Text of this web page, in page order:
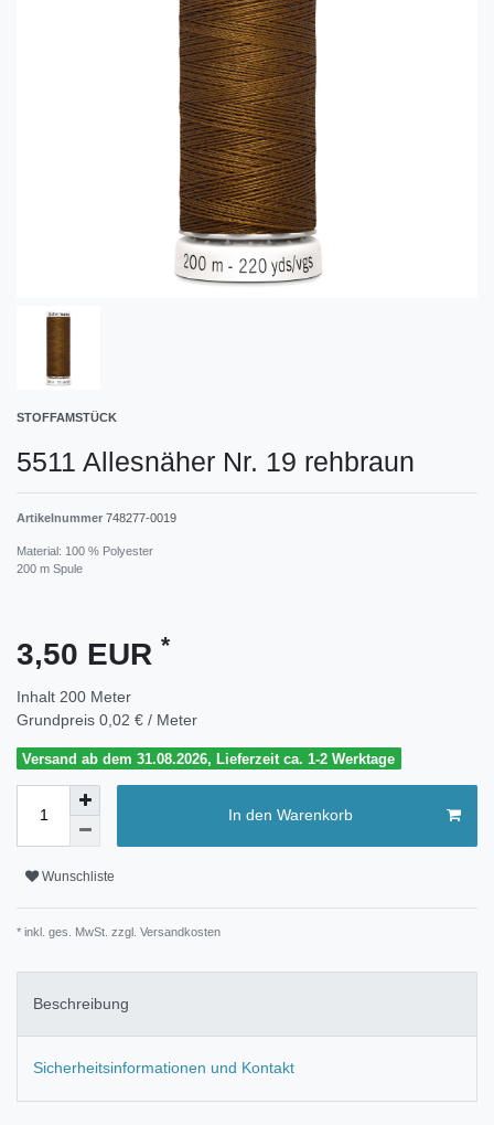
STOFFAMSTÜCK
5511 Allesnäher Nr. 19 rehbraun
Artikelnummer 748277-0019
Material: 100 % Polyester
200 m Spule
3,50 EUR *
Inhalt 200 Meter
Grundpreis 0,02 € / Meter
Versand ab dem 31.08.2026, Lieferzeit ca. 1-2 Werktage
In den Warenkorb
Wunschliste
* inkl. ges. MwSt. zzgl. Versandkosten
Beschreibung
Sicherheitsinformationen und Kontakt